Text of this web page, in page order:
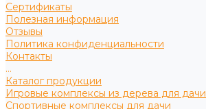
Сертификаты
Полезная информация
Отзывы
Политика конфиденциальности
Контакты
...
Каталог продукции
Игровые комплексы из дерева для дачи
Спортивные комплексы для дачи